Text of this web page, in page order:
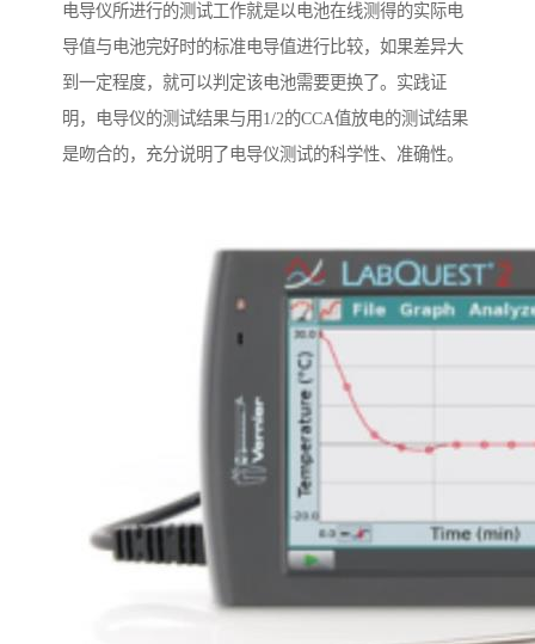
电导仪所进行的测试工作就是以电池在线测得的实际电
导值与电池完好时的标准电导值进行比较，如果差异大
到一定程度，就可以判定该电池需要更换了。实践证
明，电导仪的测试结果与用1/2的CCA值放电的测试结果
是吻合的，充分说明了电导仪测试的科学性、准确性。